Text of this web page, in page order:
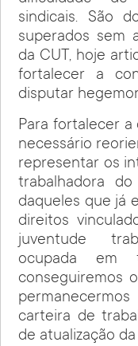
sindicais. São
superados sem
da CUT, hoje
fortalecer a
disputar
Para fortalecer a
necessário
representar os
trabalhadora
daqueles que já
direitos
juventude
ocupada em
conseguiremos
carteira de
de atualização